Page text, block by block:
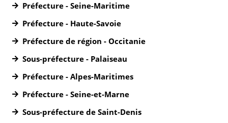
Préfecture - Seine-Maritime
Préfecture - Haute-Savoie
Préfecture de région - Occitanie
Sous-préfecture - Palaiseau
Préfecture - Alpes-Maritimes
Préfecture - Seine-et-Marne
Sous-préfecture de Saint-Denis